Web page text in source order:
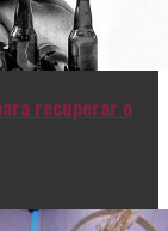
recuperar o